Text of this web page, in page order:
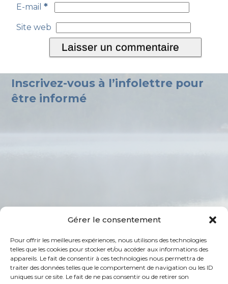
Gérer le consentement
Pour offrir les meilleures expériences, nous utilisons des technologies
telles que les cookies pour stocker et/ou accéder aux informations des
appareils. Le fait de consentir à ces technologies nous permettra de
traiter des données telles que le comportement de navigation ou les ID
uniques sur ce site. Le fait de ne pas consentir ou de retirer son
E-mail*
Site web
Inscrivez-vous à l’infolettre pour
être informé
Suivez-nous